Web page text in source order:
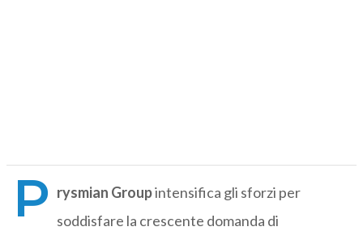
P rysmian Groupintensifica gli sforzi per
soddisfare la crescente domanda di